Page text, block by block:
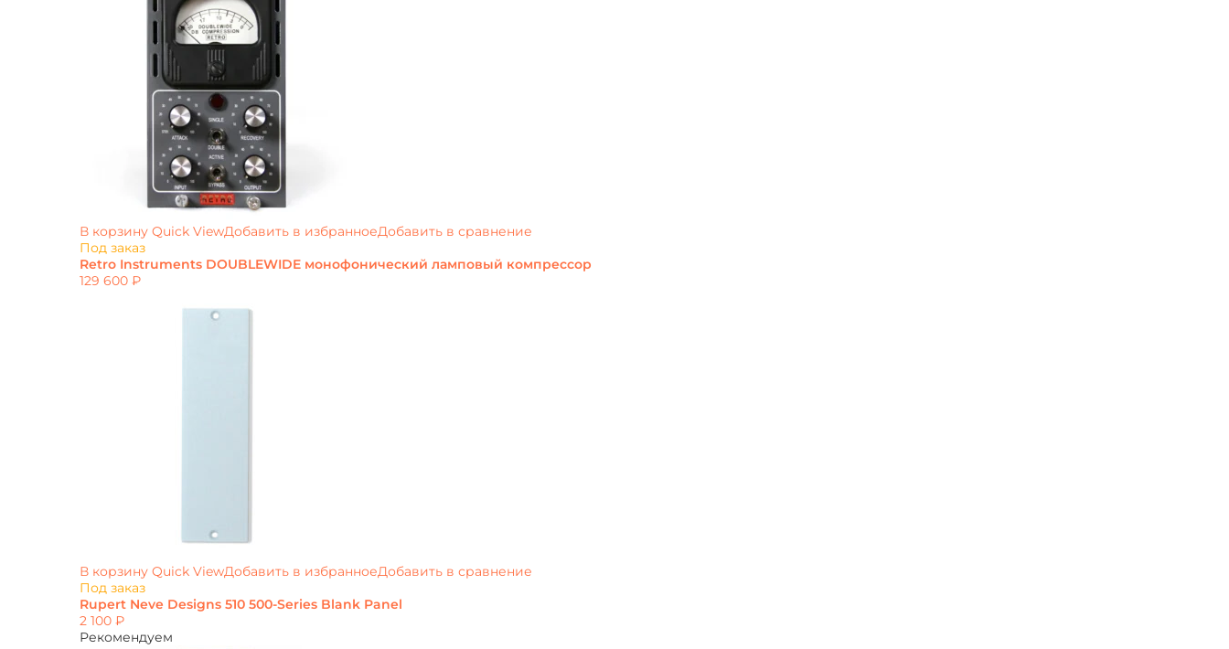
В корзину Quick ViewДобавить в избранноеДобавить в сравнение
Под заказ
Retro Instruments DOUBLEWIDE монофонический ламповый компрессор
129 600 ₽
В корзину Quick ViewДобавить в избранноеДобавить в сравнение
Под заказ
Rupert Neve Designs 510 500-Series Blank Panel
2 100 ₽
Рекомендуем